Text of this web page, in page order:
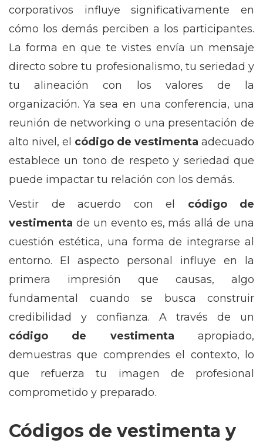
corporativos influye significativamente en
cómo los demás perciben a los participantes.
La forma en que te vistes envía un mensaje
directo sobre tu profesionalismo, tu seriedad y
tu alineación con los valores de la
organización. Ya sea en una conferencia, una
reunión de networking o una presentación de
alto nivel, el código de vestimenta adecuado
establece un tono de respeto y seriedad que
puede impactar tu relación con los demás.
Vestir de acuerdo con el código de
vestimenta de un evento es, más allá de una
cuestión estética, una forma de integrarse al
entorno. El aspecto personal influye en la
primera impresión que causas, algo
fundamental cuando se busca construir
credibilidad y confianza. A través de un
código de vestimenta apropiado,
demuestras que comprendes el contexto, lo
que refuerza tu imagen de profesional
comprometido y preparado.
Códigos de vestimenta y